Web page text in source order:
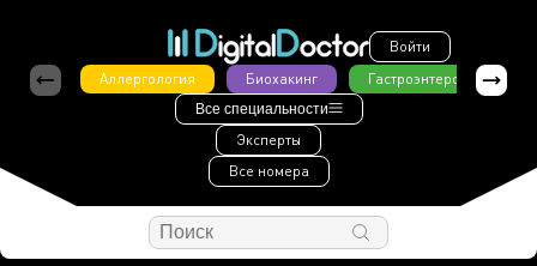
Войти
Аллергология
Биохакинг Гастроэнтерология
Все специальности
Эксперты
Все номера